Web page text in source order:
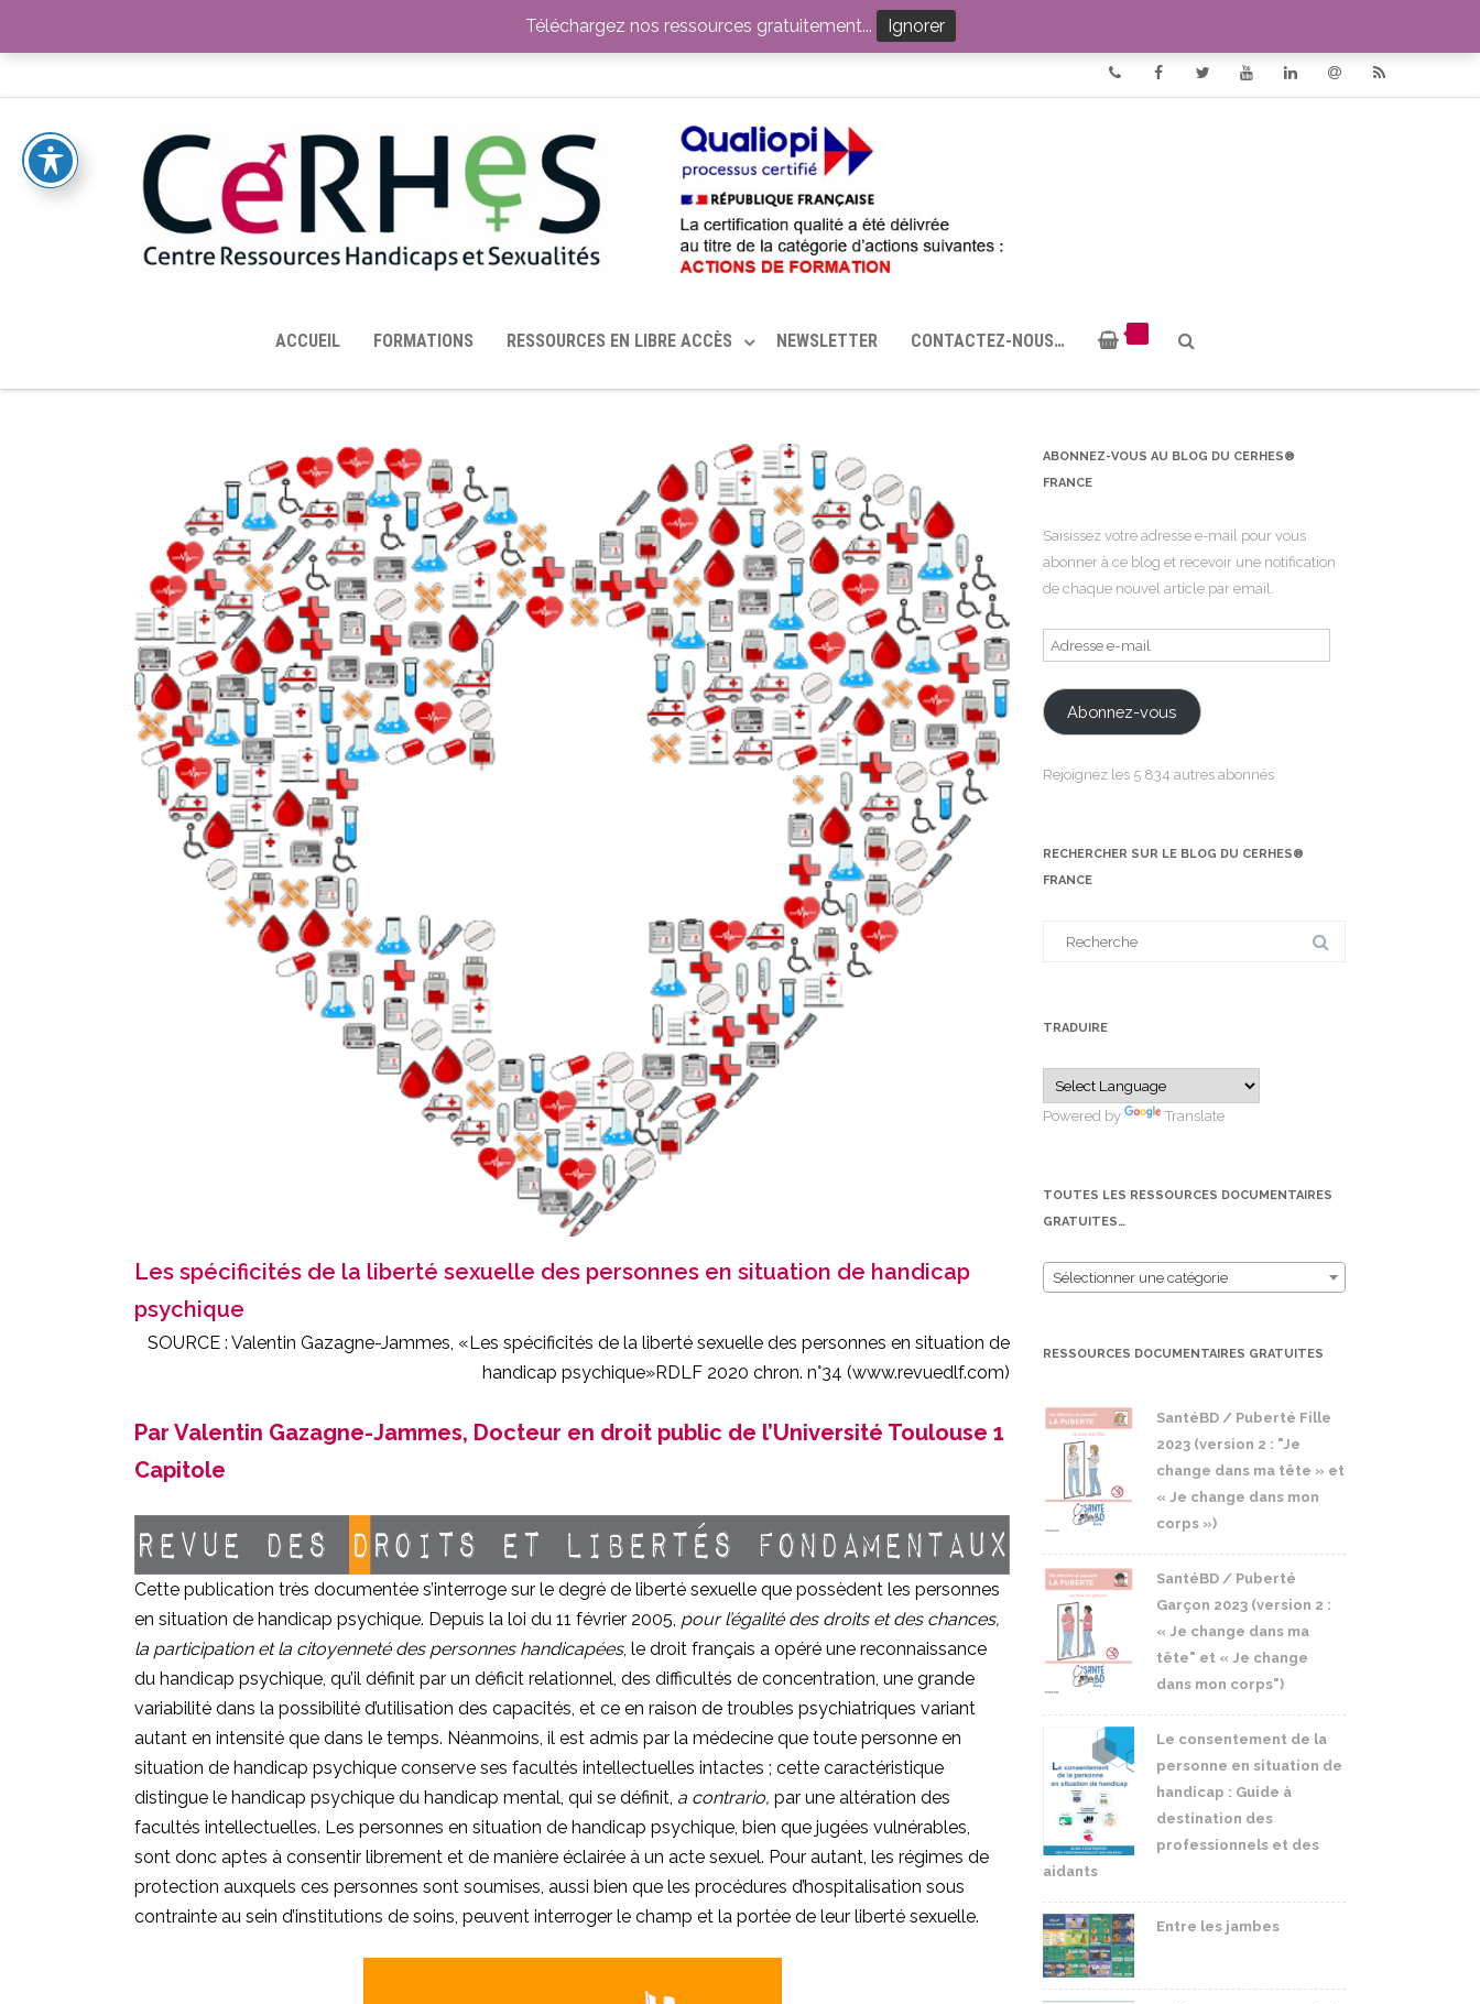
TOUTES LES RESSOURCES MISES À DISPOSITION PAR LE CERHES® FRANCE OUTILS EN SANTÉ SEXUELLE
ACCUEIL FORMATIONS RESSOURCES EN LIBRE ACCÈS NEWSLETTER CONTACTEZ-NOUS…
Les spécificités de la liberté sexuelle des personnes en situation de handicap
psychique
SOURCE : Valentin Gazagne-Jammes, «Les spécificités de la liberté sexuelle des personnes en situation de
handicap psychique»RDLF 2020 chron. n°34 (www.revuedlf.com)
Par Valentin Gazagne-Jammes, Docteur en droit public de l’Université Toulouse 1
Capitole
Cette publication très documentée s’interroge sur le degré de liberté sexuelle que possèdent les personnes
en situation de handicap psychique. Depuis la loi du 11 février 2005, pour l’égalité des droits et des chances,
la participation et la citoyenneté des personnes handicapées, le droit français a opéré une reconnaissance
du handicap psychique, qu’il définit par un déficit relationnel, des difficultés de concentration, une grande
variabilité dans la possibilité d’utilisation des capacités, et ce en raison de troubles psychiatriques variant
autant en intensité que dans le temps. Néanmoins, il est admis par la médecine que toute personne en
situation de handicap psychique conserve ses facultés intellectuelles intactes ; cette caractéristique
distingue le handicap psychique du handicap mental, qui se définit, a contrario, par une altération des
facultés intellectuelles. Les personnes en situation de handicap psychique, bien que jugées vulnérables,
sont donc aptes à consentir librement et de manière éclairée à un acte sexuel. Pour autant, les régimes de
protection auxquels ces personnes sont soumises, aussi bien que les procédures d’hospitalisation sous
contrainte au sein d’institutions de soins, peuvent interroger le champ et la portée de leur liberté sexuelle.
ABONNEZ-VOUS AU BLOG DU CERHES®
FRANCE
Saisissez votre adresse e-mail pour vous
abonner à ce blog et recevoir une notification
de chaque nouvel article par email.
Adresse
e-
mail
Abonnez-vous
Rejoignez les 5 834 autres abonnés
RECHERCHER SUR LE BLOG DU CERHES®
FRANCE
TRADUIRE
Powered by Translate
TOUTES LES RESSOURCES DOCUMENTAIRES
GRATUITES…
Sélectionner une catégorie
RESSOURCES DOCUMENTAIRES GRATUITES
SantéBD / Puberté Fille
2023 (version 2 : "Je
change dans ma tête » et
« Je change dans mon
corps »)
SantéBD / Puberté
Garçon 2023 (version 2 :
« Je change dans ma
tête" et « Je change
dans mon corps")
Le consentement de la
personne en situation de
handicap : Guide à
destination des
professionnels et des
aidants
Entre les jambes
Téléchargez nos ressources gratuitement... Ignorer